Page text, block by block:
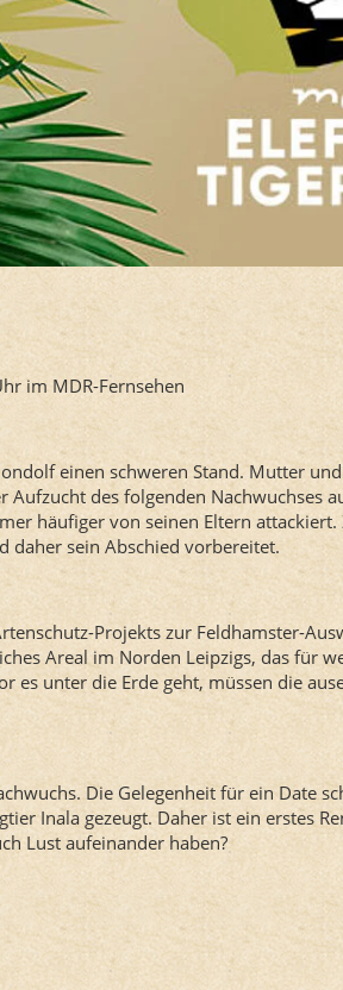
im MDR-Fernsehen
einen schweren Stand. Mutter
des folgenden Nachwuchses
häufiger von seinen Eltern
daher sein Abschied vorbereitet.
Projekts zur Feldhamster-
Areal im Norden Leipzigs, das für
es unter die Erde geht, müssen die
Die Gelegenheit für ein Date
Inala gezeugt. Daher ist ein erstes
Lust aufeinander haben?